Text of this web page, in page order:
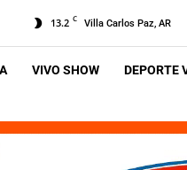
13.2 C Villa Carlos Paz, AR
VIVO SHOW DEPORTE